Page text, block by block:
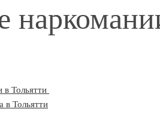
в Тольятти
в Тольятти